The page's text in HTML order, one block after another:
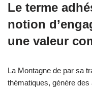
Le terme
notion
une valeur
La Montagne de par sa
thématiques, génère